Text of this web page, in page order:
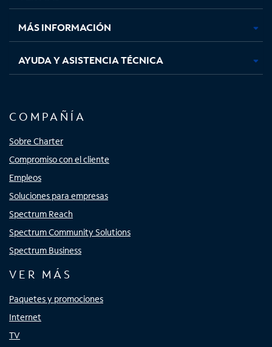
nuevanuevanuevanueva
MÁS INFORMACIÓN
AYUDA Y ASISTENCIA TÉCNICA
COMPAÑÍA
Sobre Charter
Compromiso con el cliente
Empleos
Soluciones para empresas
Spectrum Reach
Spectrum Community Solutions
Spectrum Business
VER MÁS
Paquetes y promociones
Internet
TV